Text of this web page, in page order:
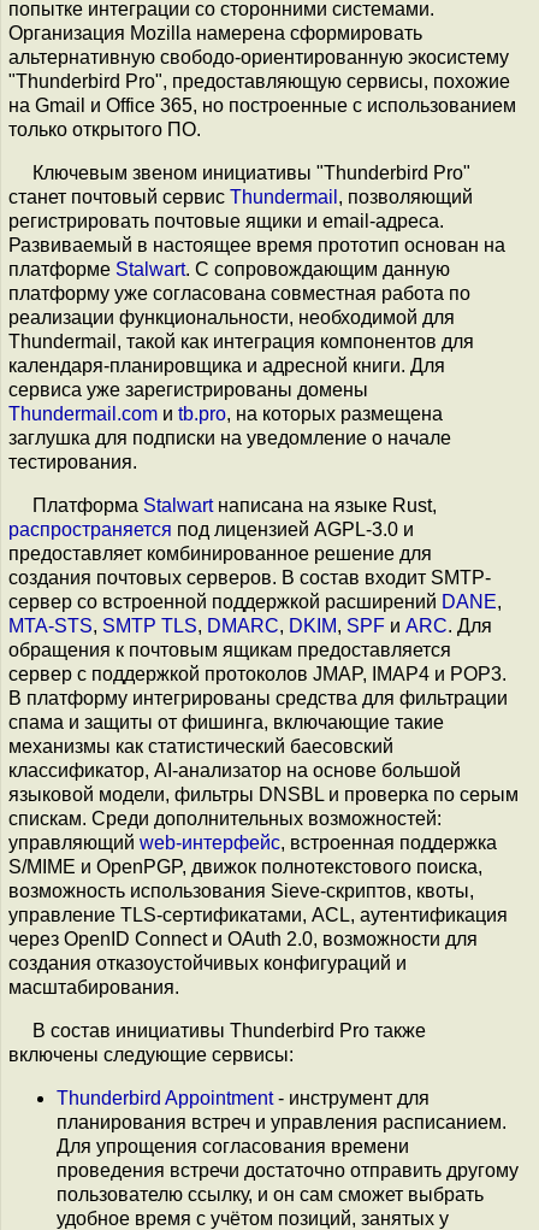
попытке интеграции со сторонними системами.
Организация Mozilla намерена сформировать
альтернативную свободо-ориентированную экосистему
"Thunderbird Pro", предоставляющую сервисы, похожие
на Gmail и Office 365, но построенные с использованием
только открытого ПО.
Ключевым звеном инициативы "Thunderbird Pro"
станет почтовый сервис Thundermail , позволяющий
регистрировать почтовые ящики и email-адреса.
Развиваемый в настоящее время прототип основан на
платформе Stalwart. С сопровождающим данную
платформу уже согласована совместная работа по
реализации функциональности, необходимой для
Thundermail, такой как интеграция компонентов для
календаря-планировщика и адресной книги. Для
сервиса уже зарегистрированы домены
Thundermail.com и tb.pro, на которых размещена
заглушка для подписки на уведомление о начале
тестирования.
Платформа Stalwartнаписана на языке Rust,
распространяется под лицензией AGPL-3.0 и
предоставляет комбинированное решение для
создания почтовых серверов. В состав входит SMTP-
сервер со встроенной поддержкой расширений DANE,
MTA-STS, SMTP TLS, DMARC, DKIM, SPF и ARC. Для
обращения к почтовым ящикам предоставляется
сервер с поддержкой протоколов JMAP, IMAP4 и POP3.
В платформу интегрированы средства для фильтрации
спама и защиты от фишинга, включающие такие
механизмы как статистический баесовский
классификатор, AI-анализатор на основе большой
языковой модели, фильтры DNSBL и проверка по серым
спискам. Среди дополнительных возможностей:
управляющий web-интерфейс, встроенная поддержка
S/MIME и OpenPGP, движок полнотекстового поиска,
возможность использования Sieve-скриптов, квоты,
управление TLS-сертификатами, ACL, аутентификация
через OpenID Connect и OAuth 2.0, возможности для
создания отказоустойчивых конфигураций и
масштабирования.
В состав инициативы Thunderbird Pro также
включены следующие сервисы:
Thunderbird Appointment- инструмент для
планирования встреч и управления расписанием.
Для упрощения согласования времени
проведения встречи достаточно отправить другому
пользователю ссылку, и он сам сможет выбрать
удобное время с учётом позиций, занятых у